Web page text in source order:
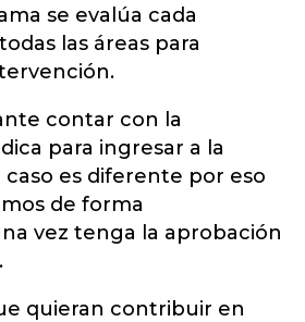
se evalúa cada
las áreas para
contar con la
para ingresar a la
es diferente por eso
de forma
vez tenga la aprobación
quieran contribuir en